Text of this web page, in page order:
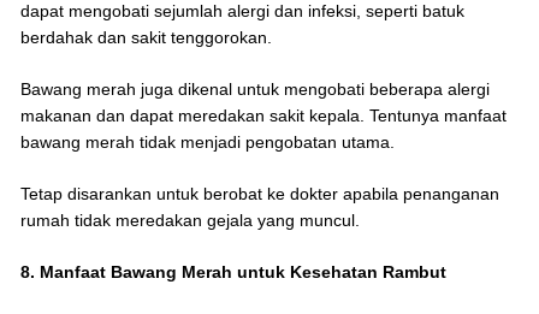
dapat mengobati sejumlah alergi dan infeksi, seperti batuk
berdahak dan sakit tenggorokan.
Bawang merah juga dikenal untuk mengobati beberapa alergi
makanan dan dapat meredakan sakit kepala. Tentunya manfaat
bawang merah tidak menjadi pengobatan utama.
Tetap disarankan untuk berobat ke dokter apabila penanganan
rumah tidak meredakan gejala yang muncul.
8. Manfaat Bawang Merah untuk Kesehatan Rambut